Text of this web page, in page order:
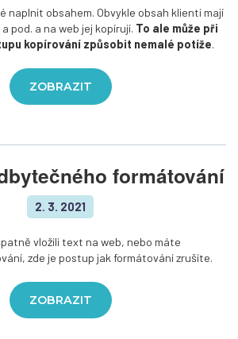
naplnit obsahem. Obvykle obsah klienti mají
pod. a na web jej kopírují. To ale může při
kopírování způsobit nemalé potíže.
ZOBRAZIT
formátování
2. 3. 2021
vložili text na web, nebo máte
zde je postup jak formátování zrušíte.
ZOBRAZIT